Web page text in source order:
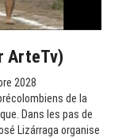
ArteTv)
2028
de la
Dans les pas de
Lizárraga organise